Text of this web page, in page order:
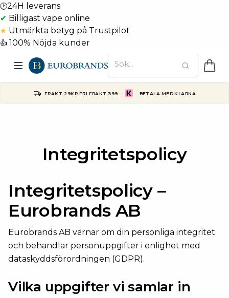
🕑24H leverans
✔ Billigast vape online
★ Utmärkta betyg på Trustpilot
👍 100% Nöjda kunder
FRAKT 29KR FRI FRAKT 399:- BETALA MED KLARNA
Integritetspolicy
Integritetspolicy –
Eurobrands AB
Eurobrands AB värnar om din personliga integritet
och behandlar personuppgifter i enlighet med
dataskyddsförordningen (GDPR).
Vilka uppgifter vi samlar in